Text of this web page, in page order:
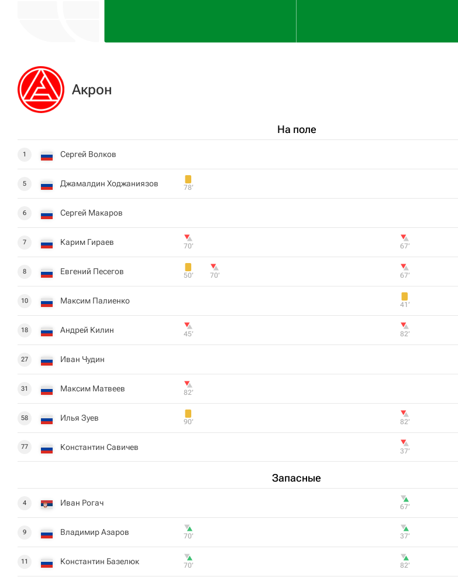
Акрон
На поле
1 Сергей Волков
5 Джамалдин Ходжаниязов 78‎’‎
6 Сергей Макаров
7 Карим Гираев 70‎’‎
8 Евгений Песегов 50‎’‎ 70‎’‎
10 Максим Палиенко
18 Андрей Килин 45‎’‎
27 Иван Чудин
31 Максим Матвеев 82‎’‎
58 Илья Зуев 90‎’‎
77 Константин Савичев
Запасные
4 Иван Рогач
9 Владимир Азаров 70‎’‎
11 Константин Базелюк 70‎’‎
67‎’‎
67‎’‎
41‎’‎
82‎’‎
82‎’‎
37‎’‎
67‎’‎
37‎’‎
82‎’‎